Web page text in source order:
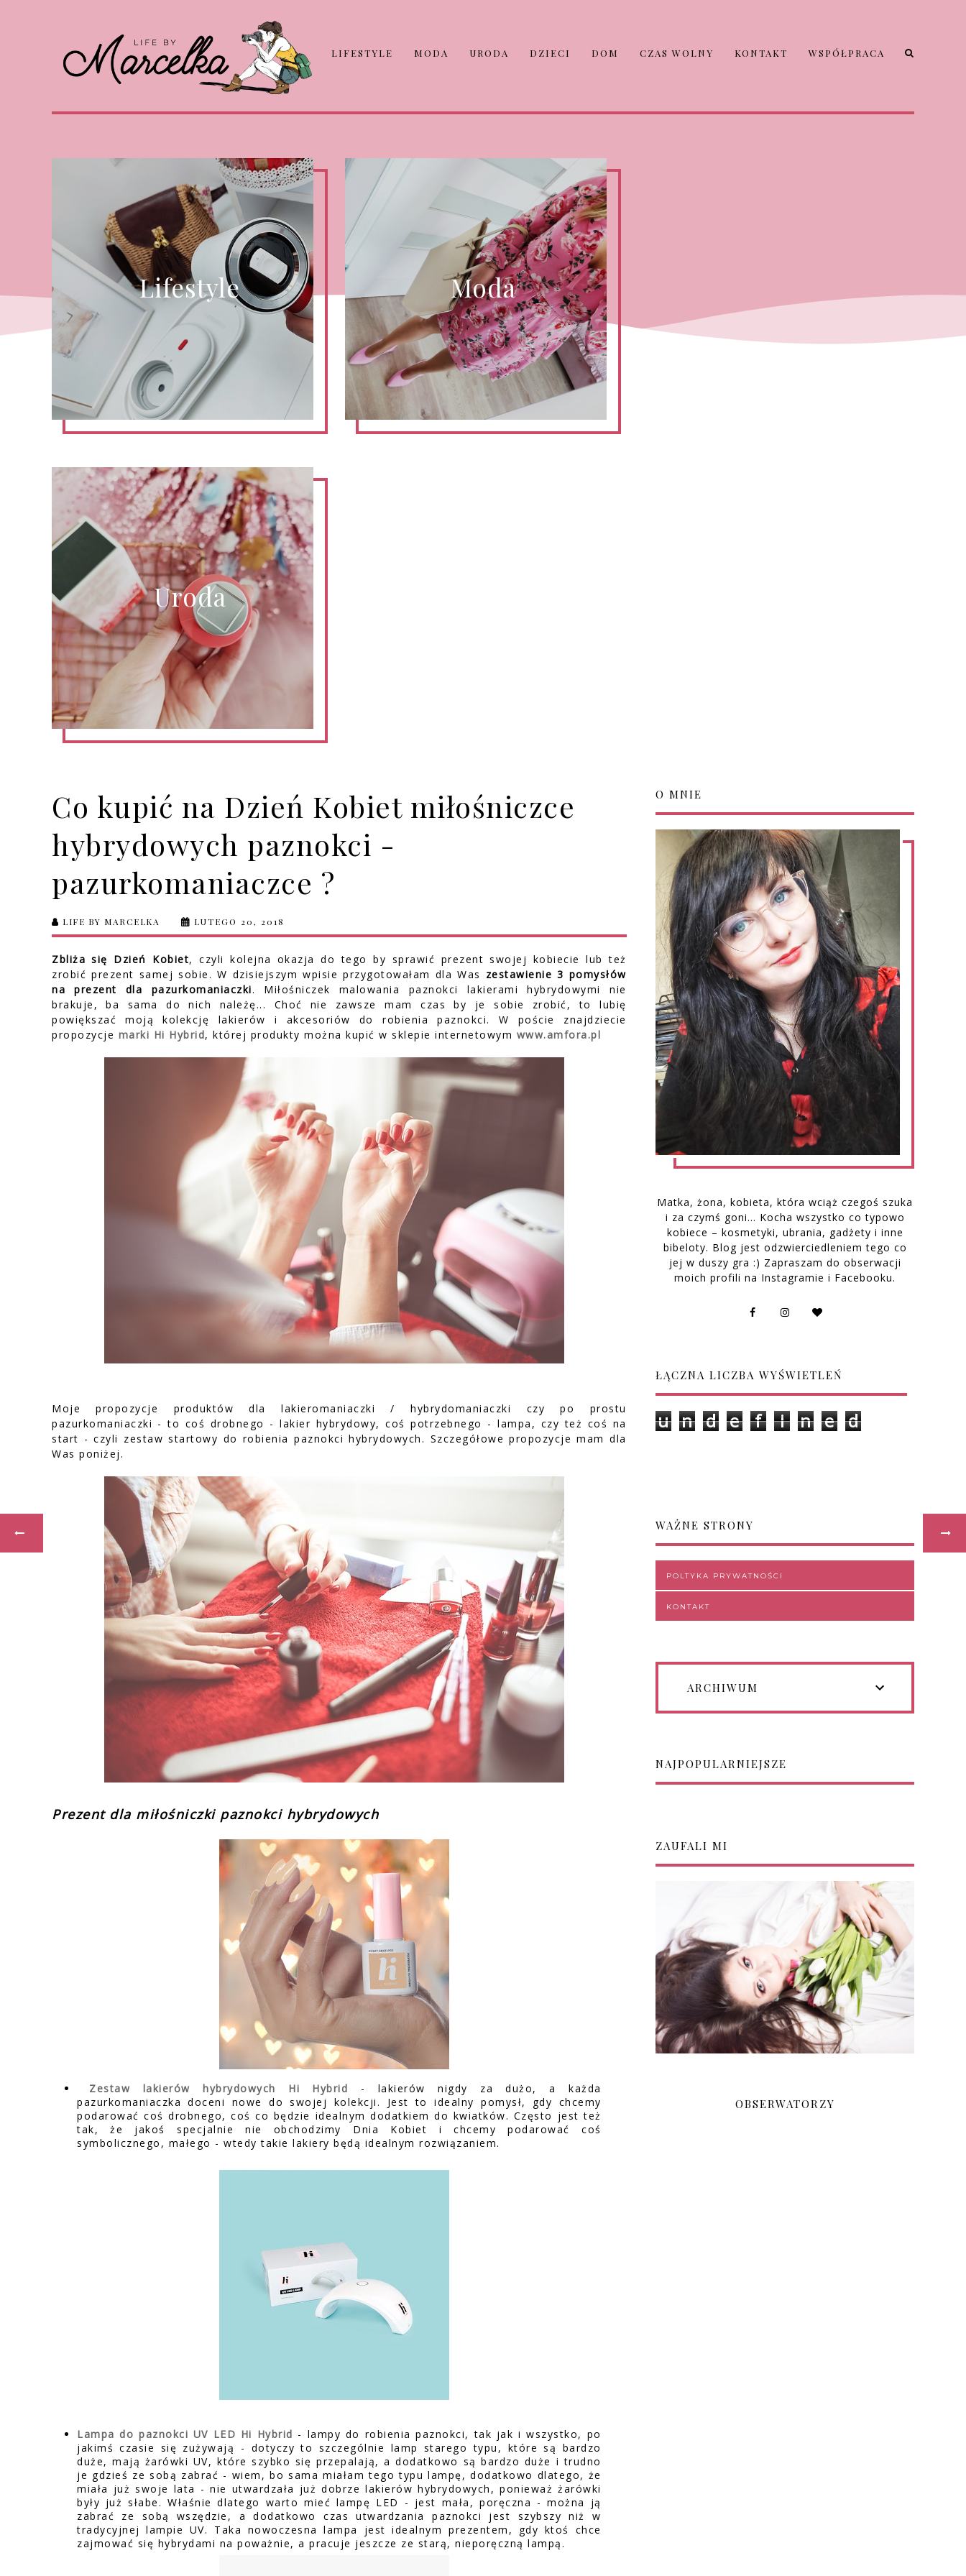
LIFESTYLE MODA URODA DZIECI DOM CZAS WOLNY KONTAKT WSPÓŁPRACA
Lifestyle Moda
Uroda
Co kupić na Dzień Kobiet miłośniczce
hybrydowych paznokci -
pazurkomaniaczce ?
LIFE BY MARCELKA LUTEGO 20, 2018
Zbliża się Dzień Kobiet, czyli kolejna okazja do tego by sprawić prezent swojej kobiecie lub też
zrobić prezent samej sobie. W dzisiejszym wpisie przygotowałam dla Was zestawienie 3 pomysłów
na prezent dla pazurkomaniaczki. Miłośniczek malowania paznokci lakierami hybrydowymi nie
brakuje, ba sama do nich należę... Choć nie zawsze mam czas by je sobie zrobić, to lubię
powiększać moją kolekcję lakierów i akcesoriów do robienia paznokci. W poście znajdziecie
propozycje marki Hi Hybrid, której produkty można kupić w sklepie internetowym www.amfora.pl
Moje propozycje produktów dla lakieromaniaczki / hybrydomaniaczki czy po prostu
pazurkomaniaczki - to coś drobnego - lakier hybrydowy, coś potrzebnego - lampa, czy też coś na
start - czyli zestaw startowy do robienia paznokci hybrydowych. Szczegółowe propozycje mam dla
Was poniżej.
Prezent dla miłośniczki paznokci hybrydowych
Zestaw lakierów hybrydowych Hi Hybrid - lakierów nigdy za dużo, a każda
pazurkomaniaczka doceni nowe do swojej kolekcji. Jest to idealny pomysł, gdy chcemy
podarować coś drobnego, coś co będzie idealnym dodatkiem do kwiatków. Często jest też
tak, że jakoś specjalnie nie obchodzimy Dnia Kobiet i chcemy podarować coś
symbolicznego, małego - wtedy takie lakiery będą idealnym rozwiązaniem.
Lampa do paznokci UV LED Hi Hybrid - lampy do robienia paznokci, tak jak i wszystko, po
jakimś czasie się zużywają - dotyczy to szczególnie lamp starego typu, które są bardzo
duże, mają żarówki UV, które szybko się przepalają, a dodatkowo są bardzo duże i trudno
je gdzieś ze sobą zabrać - wiem, bo sama miałam tego typu lampę, dodatkowo dlatego, że
miała już swoje lata - nie utwardzała już dobrze lakierów hybrydowych, ponieważ żarówki
były już słabe. Właśnie dlatego warto mieć lampę LED - jest mała, poręczna - można ją
zabrać ze sobą wszędzie, a dodatkowo czas utwardzania paznokci jest szybszy niż w
tradycyjnej lampie UV. Taka nowoczesna lampa jest idealnym prezentem, gdy ktoś chce
zajmować się hybrydami na poważnie, a pracuje jeszcze ze starą, nieporęczną lampą.
O MNIE
Matka, żona, kobieta, która wciąż czegoś szuka
i za czymś goni… Kocha wszystko co typowo
kobiece – kosmetyki, ubrania, gadżety i inne
bibeloty. Blog jest odzwierciedleniem tego co
jej w duszy gra :) Zapraszam do obserwacji
moich profili na Instagramie i Facebooku.
ŁĄCZNA LICZBA WYŚWIETLEŃ
u n d e f i n e d
WAŻNE STRONY
POLTYKA PRYWATNOŚCI
KONTAKT
ARCHIWUM
NAJPOPULARNIEJSZE
ZAUFALI MI
OBSERWATORZY